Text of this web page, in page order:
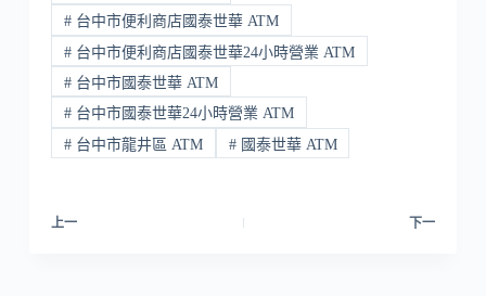
#台中市便利商店國泰世華 ATM
#台中市便利商店國泰世華24小時營業 ATM
#台中市國泰世華 ATM
#台中市國泰世華24小時營業 ATM
#台中市龍井區 ATM #國泰世華 ATM
上一 下一